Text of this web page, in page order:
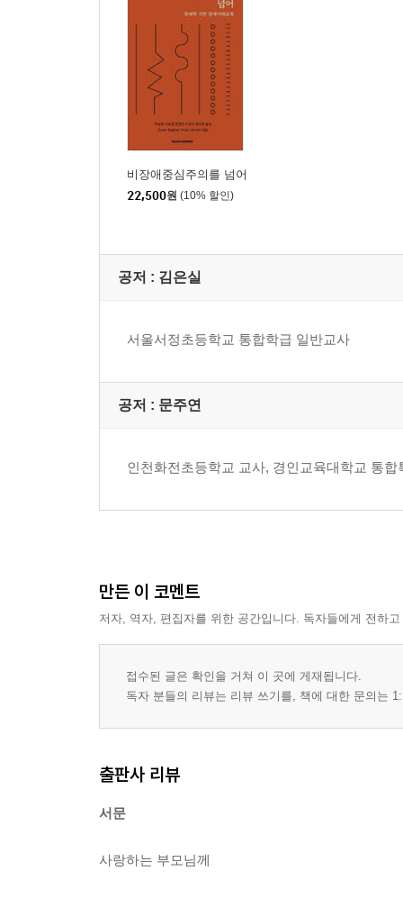
비장애중심주의를 넘어
22,500원 (10% 할인)
공저 : 김은실
서울서정초등학교 통합학급 일반교사
공저 : 문주연
인천화전초등학교 교사, 경인교육대학교 통합
만든 이 코멘트
저자, 역자, 편집자를 위한 공간입니다. 독자들에게 전하
접수된 글은 확인을 거쳐 이 곳에 게재됩니다.
독자 분들의 리뷰는 리뷰 쓰기를, 책에 대한 문의는
출판사 리뷰
서문
사랑하는 부모님께